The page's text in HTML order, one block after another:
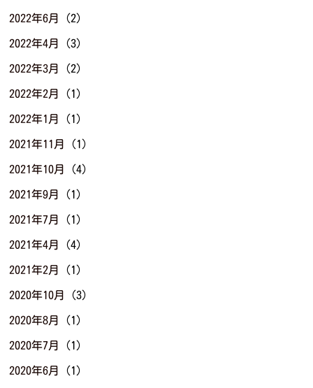
2022年6月 (2)
2022年4月 (3)
2022年3月 (2)
2022年2月 (1)
2022年1月 (1)
2021年11月 (1)
2021年10月 (4)
2021年9月 (1)
2021年7月 (1)
2021年4月 (4)
2021年2月 (1)
2020年10月 (3)
2020年8月 (1)
2020年7月 (1)
2020年6月 (1)